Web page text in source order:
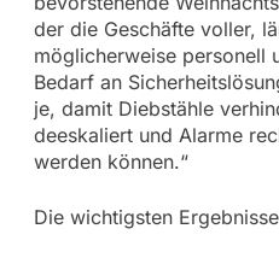
der die Geschäfte voller,
möglicherweise personell
Bedarf an
je, damit Diebstähle
deeskaliert und Alarme
werden können.“
Die wichtigsten